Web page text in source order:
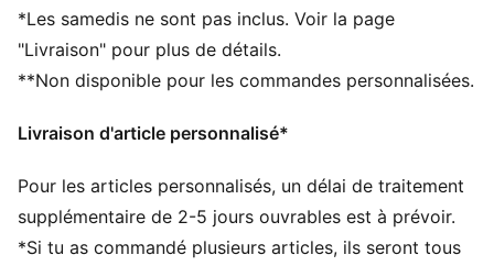
Semelle intermédiaire en EVA
Semelle extérieure en caoutchouc
Bande PUMA Formstrip synthétique
*Les samedis ne sont pas inclus. Voir la page
"Livraison" pour plus de détails.
**Non disponible pour les commandes personnalisées.
Livraison d'article personnalisé*
Pour les articles personnalisés, un délai de traitement
supplémentaire de 2-5 jours ouvrables est à prévoir.
*Si tu as commandé plusieurs articles, ils seront tous